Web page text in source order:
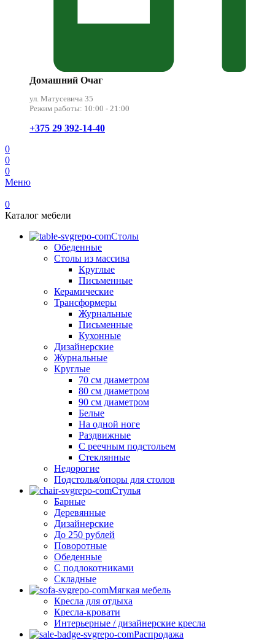
Домашний Очаг
ул. Матусевича 35
Режим работы: 10:00 - 21:00
+375 29 392-14-40
0
0
0
Меню
0
Каталог мебели
Столы
Обеденные
Столы из массива
Круглые
Письменные
Керамические
Трансформеры
Журнальные
Письменные
Кухонные
Дизайнерские
Журнальные
Круглые
70 см диаметром
80 см диаметром
90 см диаметром
Белые
На одной ноге
Раздвижные
С реечным подстольем
Стеклянные
Недорогие
Подстолья/опоры для столов
Стулья
Барные
Деревянные
Дизайнерские
До 250 рублей
Поворотные
Обеденные
С подлокотниками
Складные
Мягкая мебель
Кресла для отдыха
Кресла-кровати
Интерьерные / дизайнерские кресла
Распродажа